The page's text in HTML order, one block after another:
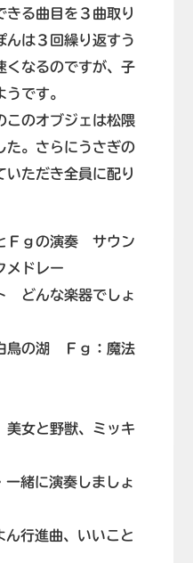
きる曲目を３曲取り
んは３回繰り返すう
くなるのですが、子
です。
このオブジェは松隈
た。さらにうさぎの
いただき全員に配り
ｇの演奏 サウン
メドレー
どんな楽器でしょ
鳥の湖 Ｆｇ：魔法
女と野獣、ミッキ
緒に演奏しましょ
ん行進曲、いいこと